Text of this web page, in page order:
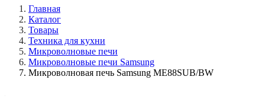
Главная
Каталог
Товары
Техника для кухни
Микроволновые печи
Микроволновые печи Samsung
Микроволновая печь Samsung ME88SUB/BW